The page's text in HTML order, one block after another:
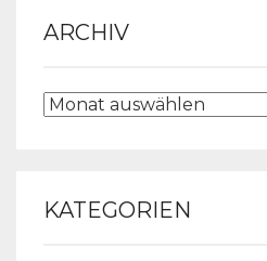
ARCHIV
KATEGORIEN